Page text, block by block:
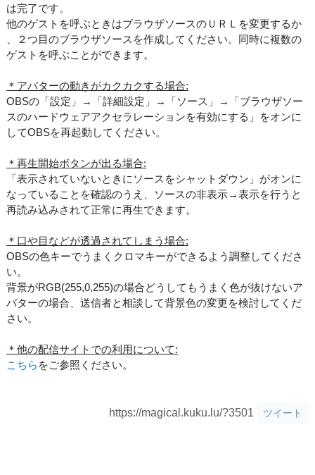
は完了です。
他のゲストを呼ぶときはブラウザソースのＵＲＬを変更するか
、２つ目のブラウザソースを作成してください。同時に複数の
ゲストを呼ぶことができます。
＊アバターの動きがカクカクする場合:
OBSの「設定」→「詳細設定」→「ソース」→「ブラウザソー
スのハードウェアアクセラレーションを有効にする」をオンに
してOBSを再起動してください。
＊再生開始ボタンが出る場合:
「表示されていないときにソースをシャットダウン」がオンに
なっていることを確認のうえ、ソースの非表示→表示を行うと
再読み込みされて正常に再生できます。
＊口や目などが透過されてしまう場合:
OBSの色キーでうまくクロマキーができるよう調整してくださ
い。
背景がRGB(255,0,255)の場合どうしてもうまく色が抜けないア
バターの場合、送信者と相談して背景色の変更を検討してくだ
さい。
＊他の配信サイトでの利用について:
こちら をご参照ください。
https://magical.kuku.lu/?3501 ツイート